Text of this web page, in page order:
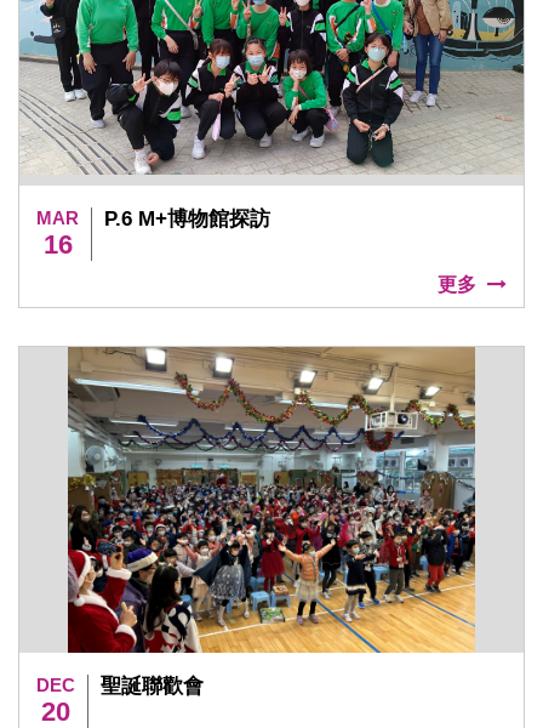
MAR
16
P.6 M+博物館探訪
更多
DEC
20
聖誕聯歡會